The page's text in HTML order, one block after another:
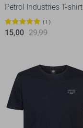
Petrol Industries T-shirt
1
15,00 29,99